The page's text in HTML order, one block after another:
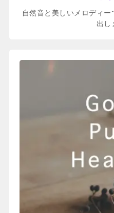
自然音と美しいメロディ
出し